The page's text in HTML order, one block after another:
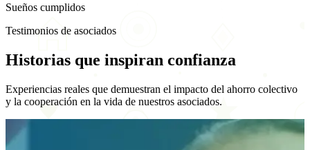
Sueños cumplidos
Testimonios de asociados
Historias que inspiran confianza
Experiencias reales que demuestran el impacto del ahorro colectivo
y la cooperación en la vida de nuestros asociados.